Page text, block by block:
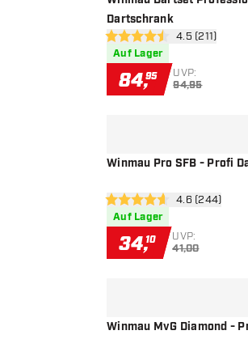
Dartschrank
4.5 Bewertungssterne
4.5 (211)
Auf Lager
84,95 UVP:
94,95
Winmau Pro SFB - Profi
4.6 Bewertungssterne
4.6 (244)
Auf Lager
34,10 UVP:
41,00
Winmau MvG Diamond -